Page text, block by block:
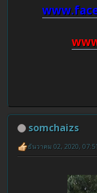
somchaizs
ธันวาคม 02, 2020,